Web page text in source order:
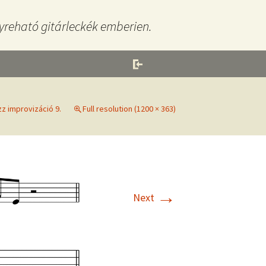
gitárleckék emberien.
improvizáció 9. Full resolution (1200 × 363)
Next →